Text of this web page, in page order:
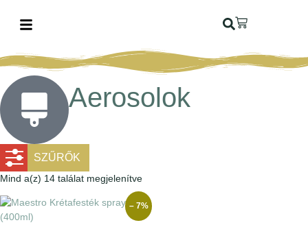
Aerosolok
SZŰRŐK
Mind a(z) 14 találat megjelenítve
– 7%